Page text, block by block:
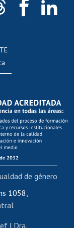
1058,
| Dra.
de género